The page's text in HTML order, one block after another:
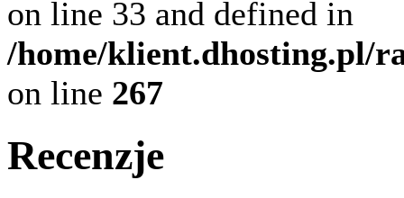
on line 33 and defined in
/home/klient.dhosting.pl/
on line 267
Recenzje